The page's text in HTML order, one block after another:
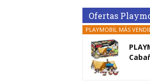
Ofertas
PLAYMOBIL MÁS